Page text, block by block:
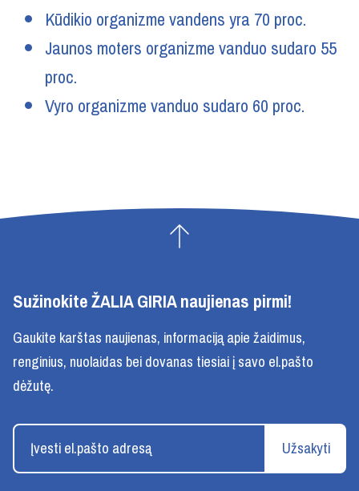
Kūdikio organizme vandens yra 70 proc.
Jaunos moters organizme vanduo sudaro 55
proc.
Vyro organizme vanduo sudaro 60 proc.
Sužinokite ŽALIA GIRIA naujienas pirmi!
Gaukite karštas naujienas, informaciją apie žaidimus,
renginius, nuolaidas bei dovanas tiesiai į savo el.pašto
dėžutę.
Užsakyti